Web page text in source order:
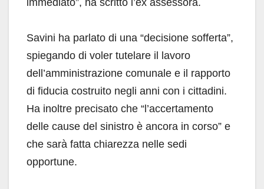
immediato”, ha scritto l’ex assessora.
Savini ha parlato di una “decisione sofferta”,
spiegando di voler tutelare il lavoro
dell’amministrazione comunale e il rapporto
di fiducia costruito negli anni con i cittadini.
Ha inoltre precisato che “l’accertamento
delle cause del sinistro è ancora in corso” e
che sarà fatta chiarezza nelle sedi
opportune.